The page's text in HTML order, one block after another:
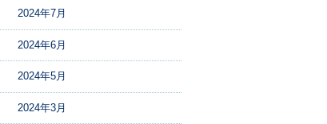
2024年7月
2024年6月
2024年5月
2024年3月